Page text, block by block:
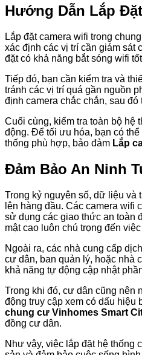
Hướng Dẫn Lắp
Lắp đặt camera wifi trong
xác định các vị trí cần giám sát
đặt có khả năng bắt sóng wifi
Tiếp đó, bạn cần kiểm tra và
tránh các vị trí quá gần nguồn
định camera chắc chắn, sau
Cuối cùng, kiểm tra toàn bộ hệ
động. Để tối ưu hóa, bạn có
thống phù hợp, bảo đảm Lắp
Đảm Bảo An Ninh
Trong kỷ nguyên số, dữ liệu và
lên hàng đầu. Các camera wifi
sử dụng các giao thức an toàn
mật cao luôn chú trọng đến
Ngoài ra, các nhà cung cấp
cư dân, ban quản lý, hoặc nhà
khả năng tự động cập nhật
Trong khi đó, cư dân cũng nên
động truy cập xem có dấu
chung cư Vinhomes Smart
đồng cư dân.
Như vậy, việc lắp đặt hệ thống